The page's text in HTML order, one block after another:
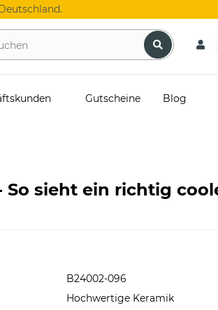
Gutscheine Blog
So sieht ein richtig
B24002-096
Hochwertige Keramik